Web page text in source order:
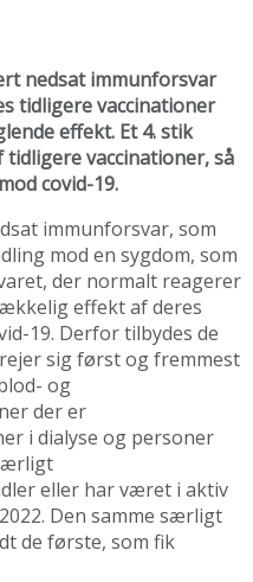
nedsat immunforsvar
tidligere vaccinationer
effekt. Et 4. stik
vaccinationer, så
covid-19.
immunforsvar, som
mod en sygdom, som
der normalt reagerer
effekt af deres
19. Derfor tilbydes de
sig først og fremmest
og
der er
i dialyse og personer
eller har været i aktiv
Den samme særligt
de første, som fik